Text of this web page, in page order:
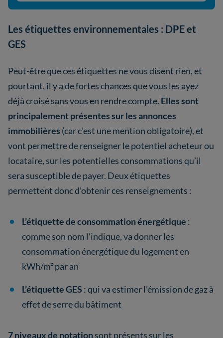
Les étiquettes environnementales : DPE et
GES
Peut-être que ces étiquettes ne vous disent rien, et
pourtant, il y a de fortes chances que vous les ayez
déjà croisé sans vous en rendre compte. Elles sont
principalement présentes sur les annonces
immobilières (car c’est une mention obligatoire), et
vont permettre de renseigner le potentiel acheteur ou
locataire, sur les potentielles consommations qu’il
sera susceptible de payer. Deux étiquettes
permettent donc d’obtenir ces renseignements :
L’étiquette de consommation énergétique :
comme son nom l’indique, va donner les
consommation énergétique du logement en
kWh/m² par an
L’étiquette GES : qui va estimer l’émission de gaz à
effet de serre du bâtiment
7 niveaux de notationsont présents sur les